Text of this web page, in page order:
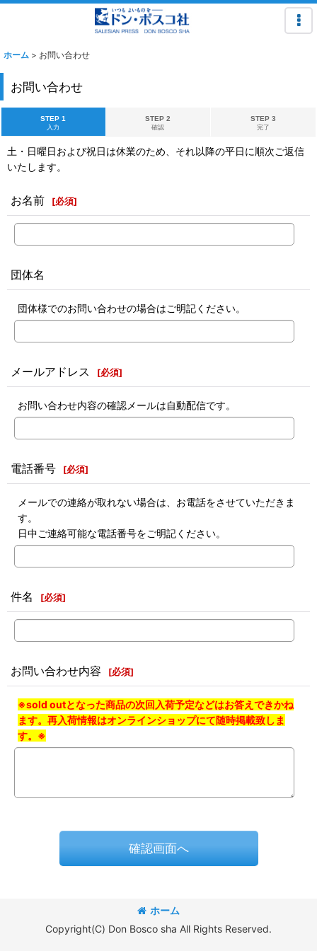
ホーム > お問い合わせ
お問い合わせ
STEP 1
入力
STEP 2
確認
STEP 3
完了
土・日曜日および祝日は休業のため、それ以降の平日に順次ご返信
いたします。
お名前 [必須]
団体名
団体様でのお問い合わせの場合はご明記ください。
メールアドレス [必須]
お問い合わせ内容の確認メールは自動配信です。
電話番号 [必須]
メールでの連絡が取れない場合は、お電話をさせていただきま
す。
日中ご連絡可能な電話番号をご明記ください。
件名 [必須]
お問い合わせ内容 [必須]
※sold outとなった商品の次回入荷予定などはお答えできかね
ます。再入荷情報はオンラインショップにて随時掲載致しま
す。※
確認画面へ
ホーム
Copyright(C) Don Bosco sha All Rights Reserved.